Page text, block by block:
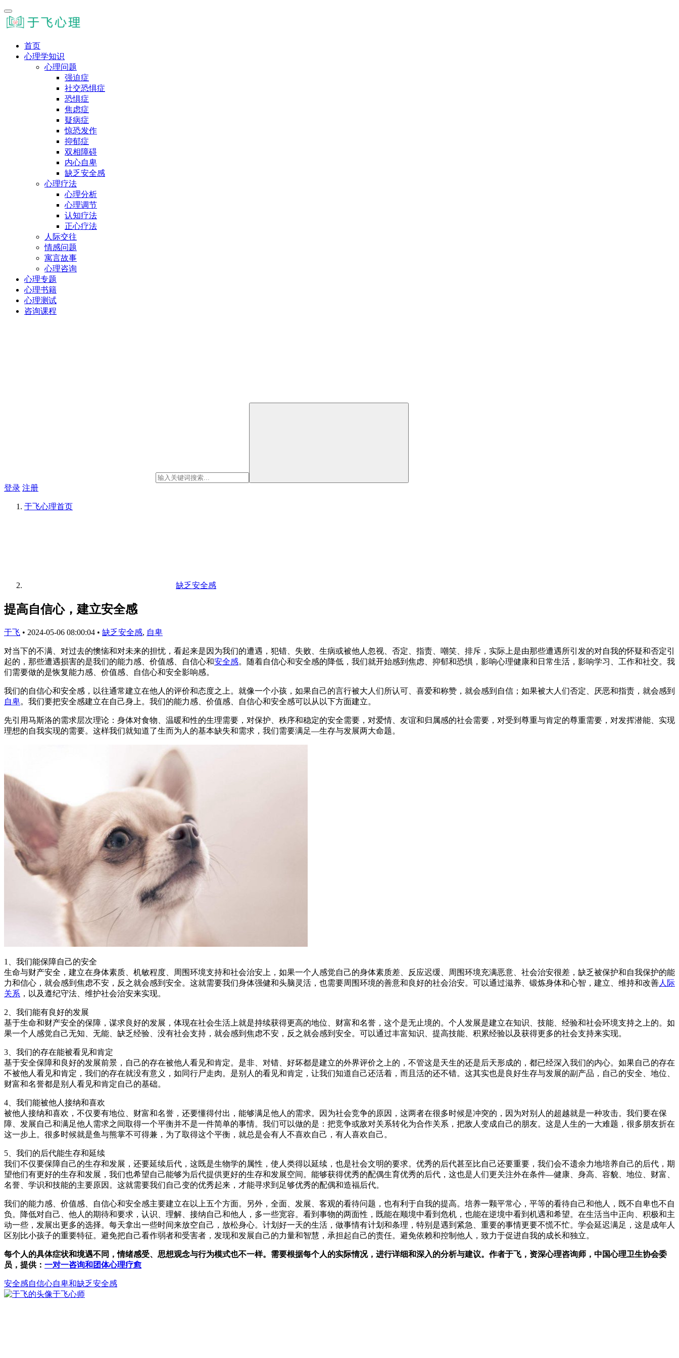
首页
心理学知识
心理问题
强迫症
社交恐惧症
恐惧症
焦虑症
疑病症
惊恐发作
抑郁症
双相障碍
内心自卑
缺乏安全感
心理疗法
心理分析
心理调节
认知疗法
正心疗法
人际交往
情感问题
寓言故事
心理咨询
心理专题
心理书籍
心理测试
咨询课程
登录 注册
于飞心理首页
缺乏安全感
提高自信心，建立安全感
于飞 • 2024-05-06 08:00:04 • 缺乏安全感, 自卑
对当下的不满、对过去的懊恼和对未来的担忧，看起来是因为我们的遭遇，犯错、失败、生病或被他人忽视、否定、指责、嘲笑、排斥，实际上是由那些遭遇所引发的对自我的怀疑和否定引
起的，那些遭遇损害的是我们的能力感、价值感、自信心和安全感。随着自信心和安全感的降低，我们就开始感到焦虑、抑郁和恐惧，影响心理健康和日常生活，影响学习、工作和社交。我
们需要做的是恢复能力感、价值感、自信心和安全影响感。
我们的自信心和安全感，以往通常建立在他人的评价和态度之上。就像一个小孩，如果自己的言行被大人们所认可、喜爱和称赞，就会感到自信；如果被大人们否定、厌恶和指责，就会感到
自卑。我们要把安全感建立在自己身上。我们的能力感、价值感、自信心和安全感可以从以下方面建立。
先引用马斯洛的需求层次理论：身体对食物、温暖和性的生理需要，对保护、秩序和稳定的安全需要，对爱情、友谊和归属感的社会需要，对受到尊重与肯定的尊重需要，对发挥潜能、实现
理想的自我实现的需要。这样我们就知道了生而为人的基本缺失和需求，我们需要满足—生存与发展两大命题。
1、我们能保障自己的安全
生命与财产安全，建立在身体素质、机敏程度、周围环境支持和社会治安上，如果一个人感觉自己的身体素质差、反应迟缓、周围环境充满恶意、社会治安很差，缺乏被保护和自我保护的能
力和信心，就会感到焦虑不安，反之就会感到安全。这就需要我们身体强健和头脑灵活，也需要周围环境的善意和良好的社会治安。可以通过滋养、锻炼身体和心智，建立、维持和改善人际
关系 ，以及遵纪守法、维护社会治安来实现。
2、我们能有良好的发展
基于生命和财产安全的保障，谋求良好的发展，体现在社会生活上就是持续获得更高的地位、财富和名誉，这个是无止境的。个人发展是建立在知识、技能、经验和社会环境支持之上的。如
果一个人感觉自己无知、无能、缺乏经验、没有社会支持，就会感到焦虑不安，反之就会感到安全。可以通过丰富知识、提高技能、积累经验以及获得更多的社会支持来实现。
3、我们的存在能被看见和肯定
基于安全保障和良好的发展前景，自己的存在被他人看见和肯定。是非、对错、好坏都是建立的外界评价之上的，不管这是天生的还是后天形成的，都已经深入我们的内心。如果自己的存在
不被他人看见和肯定，我们的存在就没有意义，如同行尸走肉。是别人的看见和肯定，让我们知道自己还活着，而且活的还不错。这其实也是良好生存与发展的副产品，自己的安全、地位、
财富和名誉都是别人看见和肯定自己的基础。
4、我们能被他人接纳和喜欢
被他人接纳和喜欢，不仅要有地位、财富和名誉，还要懂得付出，能够满足他人的需求。因为社会竞争的原因，这两者在很多时候是冲突的，因为对别人的超越就是一种攻击。我们要在保
障、发展自己和满足他人需求之间取得一个平衡并不是一件简单的事情。我们可以做的是：把竞争或敌对关系转化为合作关系，把敌人变成自己的朋友。这是人生的一大难题，很多朋友折在
这一步上。很多时候就是鱼与熊掌不可得兼，为了取得这个平衡，就总是会有人不喜欢自己，有人喜欢自己。
5、我们的后代能生存和延续
我们不仅要保障自己的生存和发展，还要延续后代，这既是生物学的属性，使人类得以延续，也是社会文明的要求。优秀的后代甚至比自己还要重要，我们会不遗余力地培养自己的后代，期
望他们有更好的生存和发展，我们也希望自己能够为后代提供更好的生存和发展空间。能够获得优秀的配偶生育优秀的后代，这也是人们更关注外在条件—健康、身高、容貌、地位、财富、
名誉、学识和技能的主要原因。这就需要我们自己变的优秀起来，才能寻求到足够优秀的配偶和造福后代。
我们的能力感、价值感、自信心和安全感主要建立在以上五个方面。另外，全面、发展、客观的看待问题，也有利于自我的提高。培养一颗平常心，平等的看待自己和他人，既不自卑也不自
负。降低对自己、他人的期待和要求，认识、理解、接纳自己和他人，多一些宽容。看到事物的两面性，既能在顺境中看到危机，也能在逆境中看到机遇和希望。在生活当中正向、积极和主
动一些，发展出更多的选择。每天拿出一些时间来放空自己，放松身心。计划好一天的生活，做事情有计划和条理，特别是遇到紧急、重要的事情更要不慌不忙。学会延迟满足，这是成年人
区别比小孩子的重要特征。避免把自己看作弱者和受害者，发现和发展自己的力量和智慧，承担起自己的责任。避免依赖和控制他人，致力于促进自我的成长和独立。
每个人的具体症状和境遇不同，情绪感受、思想观念与行为模式也不一样。需要根据每个人的实际情况，进行详细和深入的分析与建议。作者于飞，资深心理咨询师，中国心理卫生协会委
员，提供： 一对一咨询和团体心理疗愈
安全感自信心自卑和缺乏安全感
于飞心师